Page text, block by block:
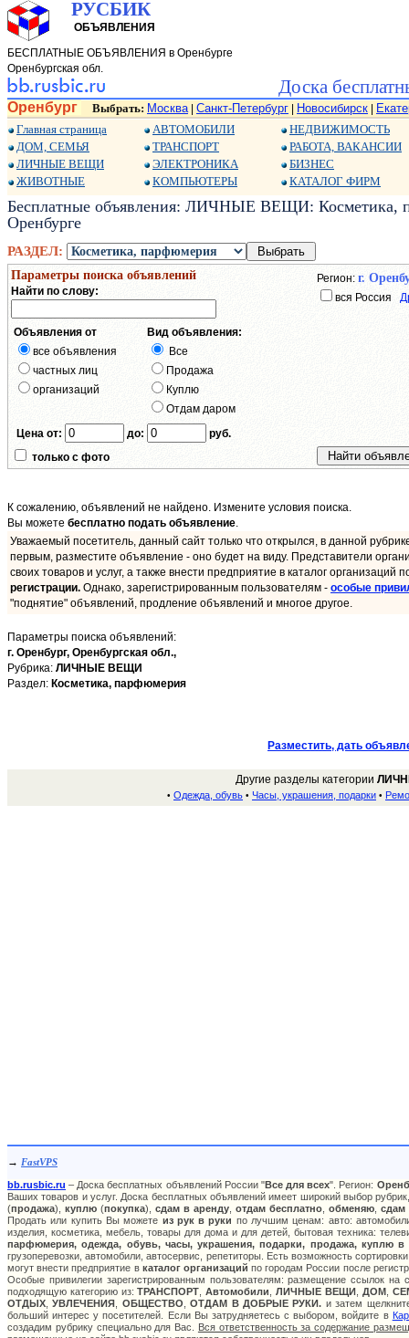
РУСБИК
ОБЪЯВЛЕНИЯ
БЕСПЛАТНЫЕ ОБЪЯВЛЕНИЯ в Оренбурге
Оренбургская обл.
Доска
Оренбург Выбрать: Москва| Санкт-Петербург Новосибирск
Главная страница
ДОМ, СЕМЬЯ
ЛИЧНЫЕ ВЕЩИ
ЖИВОТНЫЕ
АВТОМОБИЛИ
ТРАНСПОРТ
ЭЛЕКТРОНИКА
КОМПЬЮТЕРЫ
НЕДВИЖИМОСТЬ
РАБОТА, ВАКАНСИИ
БИЗНЕС
КАТАЛОГ ФИРМ
Бесплатные объявления: ЛИЧНЫЕ ВЕЩИ: Косметика,
Оренбурге
РАЗДЕЛ:
Параметры поиска объявлений
Найти по слову:
Регион: г.
вся Россия
Объявления от
все объявления
частных лиц
организаций
Вид объявления:
Все
Продажа
Куплю
Отдам даром
Цена от:
до:
руб.
только с фото
К сожалению, объявлений не найдено. Измените условия поиска.
Вы можете бесплатно подать объявление.
Уважаемый посетитель, данный сайт только что открылся, в данной
первым, разместите объявление - оно будет на виду. Представители
своих товаров и услуг, а также внести предприятие в каталог организаций
регистрации. Однако, зарегистрированным пользователям - особые
"поднятие" объявлений, продление объявлений и многое другое.
Параметры поиска объявлений:
г. Оренбург, Оренбургская обл.,
Рубрика: ЛИЧНЫЕ ВЕЩИ
Раздел: Косметика, парфюмерия
Разместить, дать
Другие разделы категории
• Одежда, обувь • Часы, украшения, подарки •
→ FastVPS
bb.rusbic.ru – Доска бесплатных объявлений России "Все для всех". Регион:
Ваших товаров и услуг. Доска бесплатных объявлений имеет широкий выбор
(продажа), куплю (покупка), сдам в аренду отдам бесплатно обменяю сдам
Продать или купить Вы можете из рук в руки по лучшим ценам: авто:
изделия, косметика, мебель, товары для дома и для детей, бытовая техника:
парфюмерия, одежда, обувь, часы, украшения, подарки, продажа, куплю в
грузоперевозки, автомобили, автосервис, репетиторы. Есть возможность
могут внести предприятие в каталог организаций по городам России после
Особые привилегии зарегистрированным пользователям: размещение ссылок
подходящую категорию из:ТРАНСПОРТ ,Автомобили ,ЛИЧНЫЕ ВЕЩИ, ДОМ,
ОТДЫХ ,УВЛЕЧЕНИЯ ОБЩЕСТВО ,ОТДАМ В ДОБРЫЕ РУКИ. и затем
больший интерес у посетителей. Если Вы затрудняетесь с выбором, войдите в
создадим рубрику специально для Вас. Вся ответственность за содержание